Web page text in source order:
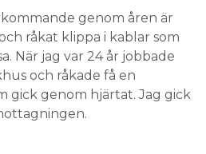
genom åren är
råkat klippa i kablar som
När jag var 24 år jobbade
och råkade få en
gick genom hjärtat. Jag gick